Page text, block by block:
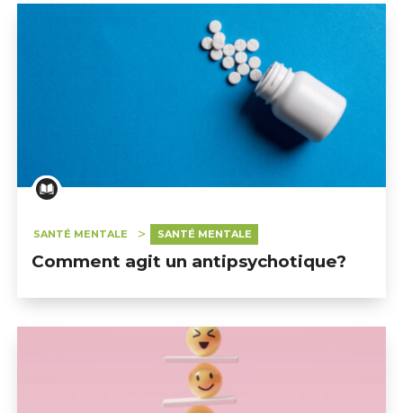
SANTÉ MENTALE SANTÉ MENTALE
Comment agit un antipsychotique?